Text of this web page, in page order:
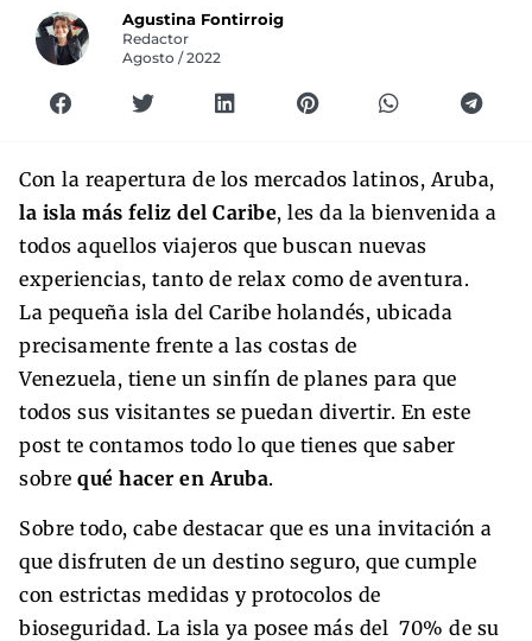
Agustina Fontirroig
Redactor
Agosto / 2022
Con la reapertura de los mercados latinos, Aruba,
la isla más feliz del Caribe, les da la bienvenida a
todos aquellos viajeros que buscan nuevas
experiencias, tanto de relax como de aventura.
La pequeña isla del Caribe holandés, ubicada
precisamente frente a las costas de
Venezuela, tiene un sinfín de planes para que
todos sus visitantes se puedan divertir. En este
post te contamos todo lo que tienes que saber
sobre qué hacer en Aruba.
Sobre todo, cabe destacar que es una invitación a
que disfruten de un destino seguro, que cumple
con estrictas medidas y protocolos de
bioseguridad. La isla ya posee más del 70% de su